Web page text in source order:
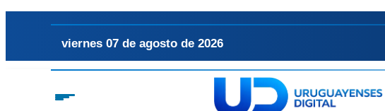
viernes 07 de agosto de 2026